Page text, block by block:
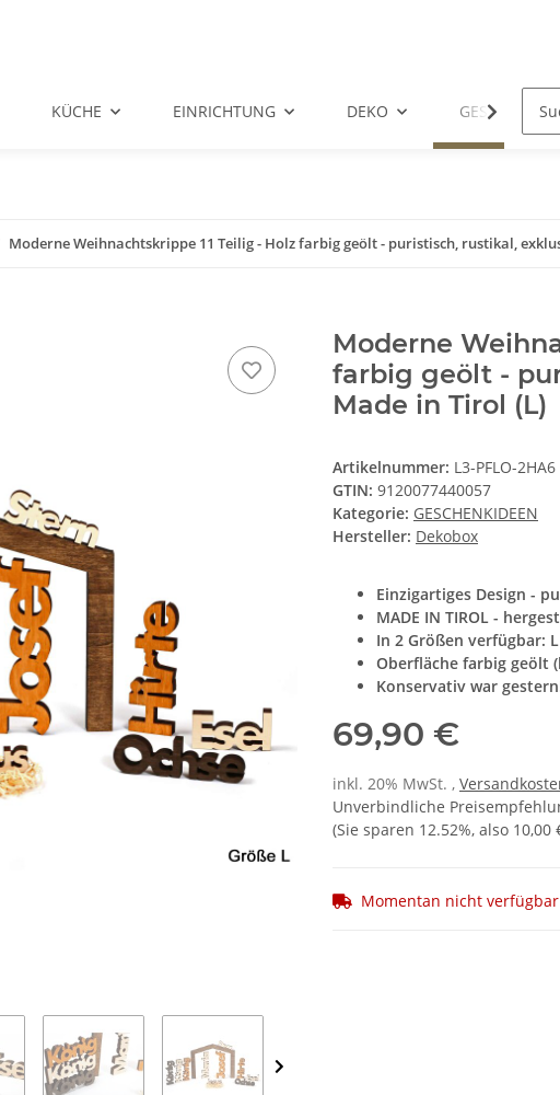
KÜCHE EINRICHTUNG DEKO
Moderne Weihnachtskrippe 11 Teilig - Holz farbig geölt - puristisch, rustikal,
Moderne
farbig geölt -
Made in Tirol (L)
Artikelnummer: L3-PFLO-2HA6
GTIN: 9120077440057
Kategorie: GESCHENKIDEEN
Hersteller: Dekobox
Einzigartiges Design -
MADE IN TIROL -
In 2 Größen verfügbar:
Oberfläche farbig geölt
Konservativ war
69,90 €
inkl. 20% MwSt. ,
Unverbindliche
(Sie sparen 12.52%, also 10,00
Momentan nicht verfügbar